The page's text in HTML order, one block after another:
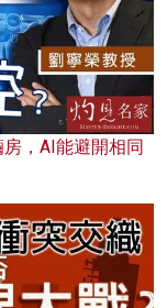
，AI能避開相同